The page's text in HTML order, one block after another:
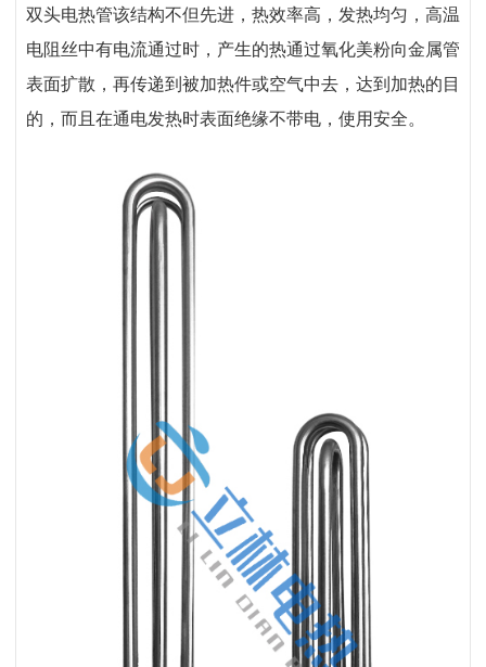
双头电热管该结构不但先进，热效率高，发热均匀，高温
电阻丝中有电流通过时，产生的热通过氧化美粉向金属管
表面扩散，再传递到被加热件或空气中去，达到加热的目
的，而且在通电发热时表面绝缘不带电，使用安全。